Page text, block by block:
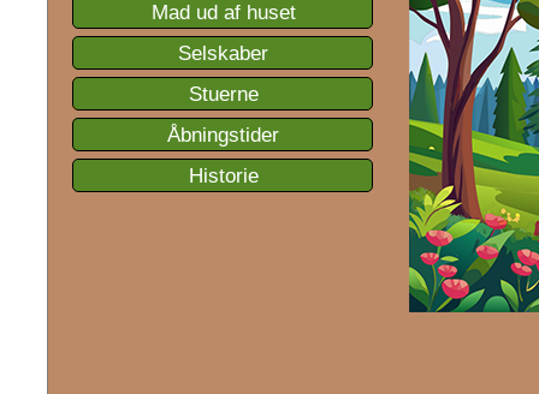
Mad ud af huset
Selskaber
Stuerne
Åbningstider
Historie